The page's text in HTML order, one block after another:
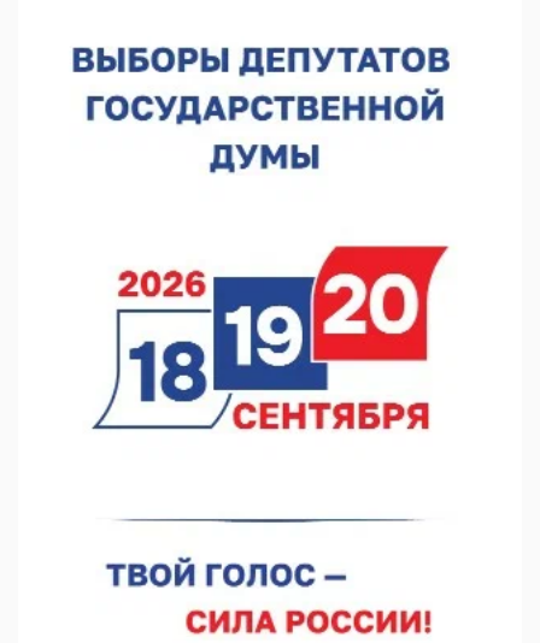
пожарного
07.08.2026 12:15
В Нижнем Новгороде прошло совещание Росгвардии
07.08.2026 12:04